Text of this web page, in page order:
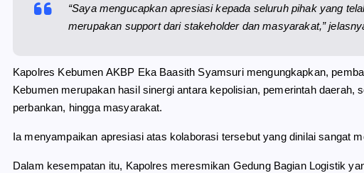
“Saya mengucapkan apresiasi kepada seluruh pihak yang
merupakan support dari stakeholder dan masyarakat,”
Kapolres Kebumen AKBP Eka Baasith Syamsuri mengungkapkan,
Kebumen merupakan hasil sinergi antara kepolisian, pemerintah daerah,
perbankan, hingga masyarakat.
Ia menyampaikan apresiasi atas kolaborasi tersebut yang dinilai sangat
Dalam kesempatan itu, Kapolres meresmikan Gedung Bagian Logistik